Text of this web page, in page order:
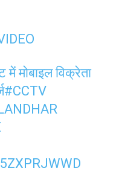
में मोबाइल विक्रेता
#CCTV